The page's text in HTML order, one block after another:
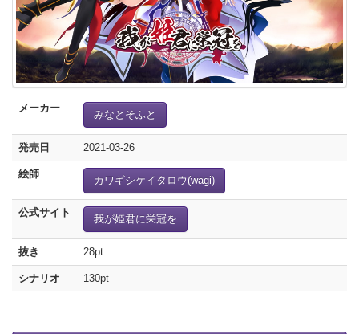
メーカー
みなとそふと
発売日 2021-03-26
絵師
カワギシケイタロウ(wagi)
公式サイト
我が姫君に栄冠を
抜き 28pt
シナリオ 130pt